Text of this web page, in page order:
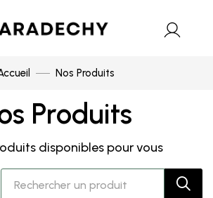
Nos Produits
Produits
disponibles pour vous